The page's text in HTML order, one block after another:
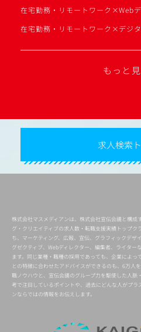
在宅勤務・リモートワーク×Web
在宅勤務・リモートワーク×デジ
もっと
求人検索
株式会社マスメディアンは、株式会社宣伝会議と構成
グ・クリエイティブの求人数・転職支援実績トップ
ち、マーケティング、広報、宣伝、グラフィックデ
グゼクティブ、Webディレクター、編集者、ライター
ます。同じ業種・職種の採用であっても、企業によ
との特徴に合わせたアドバイスができるのも、6万人
職ノウハウと、宣伝会議のグループ力を駆使した人
考で注目しているポイントや、過去にどんな人がプ
ンならではの情報をお伝えします。